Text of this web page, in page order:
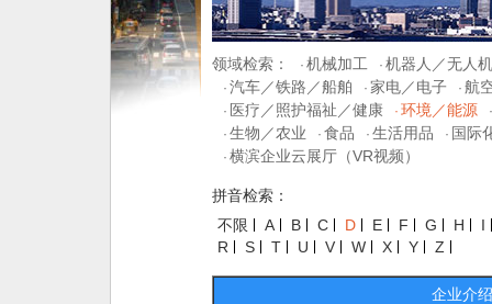
领域检索： · 机械加工 · 机器人／无人机
· 汽车／铁路／船舶 · 家电／电子 · 航
· 医疗／照护福祉／健康 · 环境／能源
·
· 生物／农业 · 食品 · 生活用品 · 国际
· 横滨企业云展厅（VR视频）
拼音检索：
不限
A B C D E F G H
I
R
S T U V W X Y Z
企业介绍